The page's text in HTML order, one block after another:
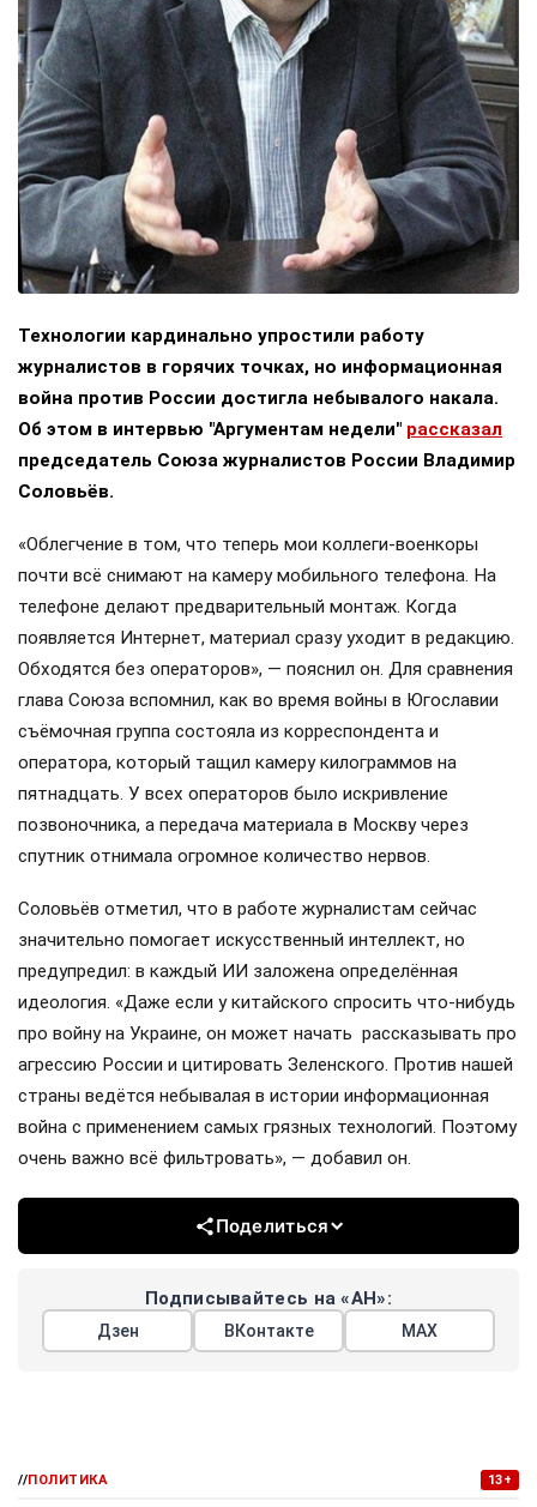
Технологии кардинально упростили работу
журналистов в горячих точках, но информационная
война против России достигла небывалого накала.
Об этом в интервью "Аргументам недели" рассказал
председатель Союза журналистов России Владимир
Соловьёв.
«Облегчение в том, что теперь мои коллеги-военкоры
почти всё снимают на камеру мобильного телефона. На
телефоне делают предварительный монтаж. Когда
появляется Интернет, материал сразу уходит в редакцию.
Обходятся без операторов», — пояснил он. Для сравнения
глава Союза вспомнил, как во время войны в Югославии
съёмочная группа состояла из корреспондента и
оператора, который тащил камеру килограммов на
пятнадцать. У всех операторов было искривление
позвоночника, а передача материала в Москву через
спутник отнимала огромное количество нервов.
Соловьёв отметил, что в работе журналистам сейчас
значительно помогает искусственный интеллект, но
предупредил: в каждый ИИ заложена определённая
идеология. «Даже если у китайского спросить что-нибудь
про войну на Украине, он может начать рассказывать про
агрессию России и цитировать Зеленского. Против нашей
страны ведётся небывалая в истории информационная
война с применением самых грязных технологий. Поэтому
очень важно всё фильтровать», — добавил он.
Поделиться
Подписывайтесь на «АН»:
Дзен ВКонтакте МАХ
//ПОЛИТИКА 13+